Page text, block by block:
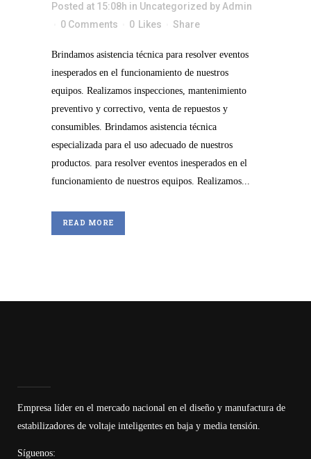
Posted at 15:08h in Uncategorized by Admin
0 Comments
0 Likes Share
Brindamos asistencia técnica para resolver eventos
inesperados en el funcionamiento de nuestros
equipos. Realizamos inspecciones, mantenimiento
preventivo y correctivo, venta de repuestos y
consumibles. Brindamos asistencia técnica
especializada para el uso adecuado de nuestros
productos. para resolver eventos inesperados en el
funcionamiento de nuestros equipos. Realizamos...
READ MORE
Empresa líder en el mercado nacional en el diseño y manufactura de
estabilizadores de voltaje inteligentes en baja y media tensión.
Síguenos: